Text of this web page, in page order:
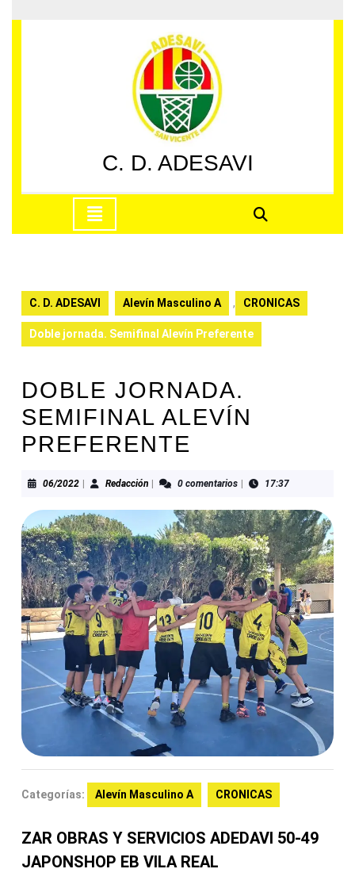
al
C. D. ADESAVI
apertura
C. D. ADESAVI Alevín Masculino A , CRONICAS
Doble jornada. Semifinal Alevín Preferente
DOBLE JORNADA.
SEMIFINAL ALEVÍN
PREFERENTE
06/202206/2022RedacciónRedacción0 comentarios 17:37
Categorías: Alevín Masculino A CRONICAS
ZAR OBRAS Y SERVICIOS ADEDAVI 50-49
JAPONSHOP EB VILA REAL